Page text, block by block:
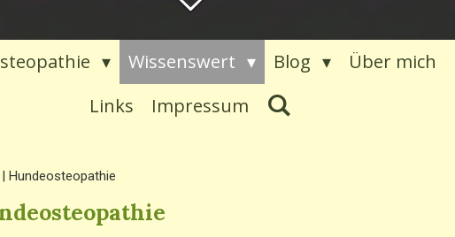
Wissenswert Blog Über mich
Links
Impressum
Hundeosteopathie